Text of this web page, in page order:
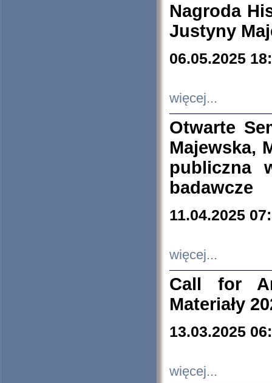
Nagroda
Justyny
06.05.2025
więcej...
Otwarte
Majewska,
publiczna
badawcze
11.04.2025
więcej...
Call for
Materiały
13.03.2025
więcej...